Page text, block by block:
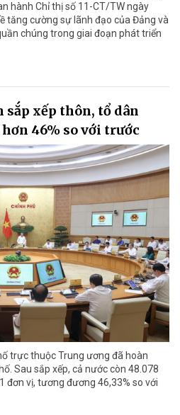
hành Chỉ thị số 11-CT/TW ngày
tăng cường sự lãnh đạo của Đảng và
chúng trong giai đoạn phát triển
sắp xếp thôn, tổ dân
46% so với trước
trực thuộc Trung ương đã hoàn
Sau sắp xếp, cả nước còn 48.078
đơn vị, tương đương 46,33% so với